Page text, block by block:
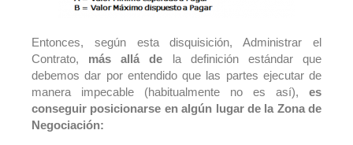
Entonces, según esta disquisición, Administrar el
Contrato, más allá de la definición estándar que
debemos dar por entendido que las partes ejecutar de
manera impecable (habitualmente no es así), es
conseguir posicionarse en algún lugar de la Zona de
Negociación: